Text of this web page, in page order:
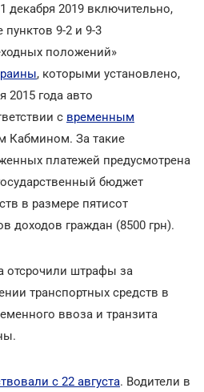
декабря 2019 включительно,
9-2 и 9-3
положений»
, которыми установлено,
2015 года авто
с временным
Кабмином. За такие
платежей предусмотрена
бюджет
в размере пятисот
доходов граждан (8500 грн).
отсрочили штрафы за
транспортных средств в
ввоза и транзита
с 22 августа. Водители в